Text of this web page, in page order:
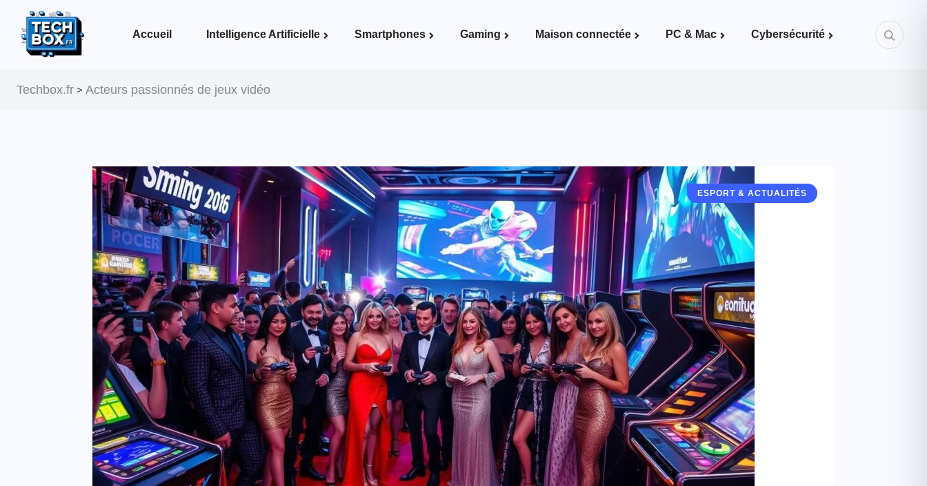
Accueil Intelligence Artificielle Smartphones Gaming Maison connectée PC & Mac Cybersécurité
Techbox.fr > Acteurs passionnés de jeux vidéo
ESPORT & ACTUALITÉS